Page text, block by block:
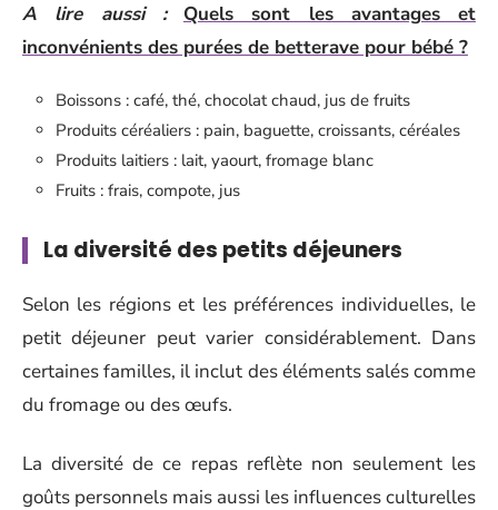
A lire aussi :
Quels sont les avantages et
inconvénients des purées de betterave pour bébé ?
Boissons : café, thé, chocolat chaud, jus de fruits
Produits céréaliers : pain, baguette, croissants, céréales
Produits laitiers : lait, yaourt, fromage blanc
Fruits : frais, compote, jus
La diversité des petits déjeuners
Selon les régions et les préférences individuelles, le
petit déjeuner peut varier considérablement. Dans
certaines familles, il inclut des éléments salés comme
du fromage ou des œufs.
La diversité de ce repas reflète non seulement les
goûts personnels mais aussi les influences culturelles